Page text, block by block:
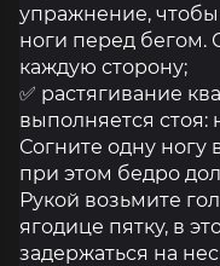
упражнение,
ноги перед бегом.
каждую сторону;
✅ растягивание
выполняется стоя:
Согните одну ногу
при этом бедро
Рукой возьмите
ягодице пятку, в
задержаться на